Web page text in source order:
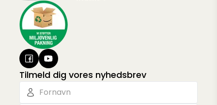
Tilmeld dig vores nyhedsbrev